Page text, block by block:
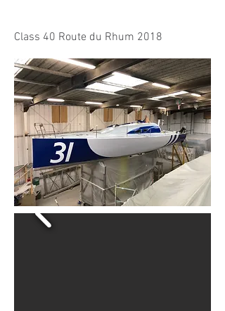
Class 40 Route du Rhum 2018